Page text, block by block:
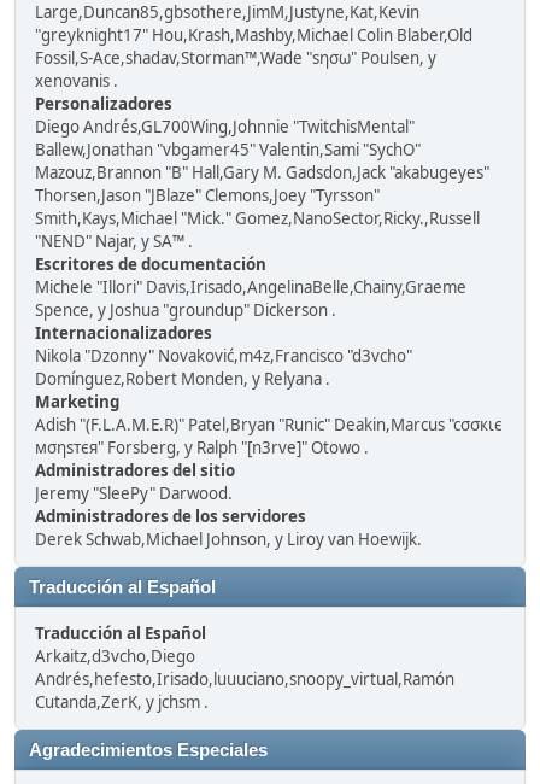
Large,Duncan85,gbsothere,JimM,Justyne,Kat,Kevin
"greyknight17" Hou,Krash,Mashby,Michael Colin Blaber,Old
Fossil,S-Ace,shadav,Storman™,Wade "sησω" Poulsen, y
xenovanis .
Personalizadores
Diego Andrés,GL700Wing,Johnnie "TwitchisMental"
Ballew,Jonathan "vbgamer45" Valentin,Sami "SychO"
Mazouz,Brannon "B" Hall,Gary M. Gadsdon,Jack "akabugeyes"
Thorsen,Jason "JBlaze" Clemons,Joey "Tyrsson"
Smith,Kays,Michael "Mick." Gomez,NanoSector,Ricky.,Russell
"NEND" Najar, y SA™ .
Escritores de documentación
Michele "Illori" Davis,Irisado,AngelinaBelle,Chainy,Graeme
Spence, y Joshua "groundup" Dickerson .
Internacionalizadores
Nikola "Dzonny" Novaković,m4z,Francisco "d3vcho"
Domínguez,Robert Monden, y Relyana .
Marketing
Adish "(F.L.A.M.E.R)" Patel,Bryan "Runic" Deakin,Marcus "cσσкιє
мσηѕтєя" Forsberg, y Ralph "[n3rve]" Otowo .
Administradores del sitio
Jeremy "SleePy" Darwood.
Administradores de los servidores
Derek Schwab,Michael Johnson, y Liroy van Hoewijk.
Traducción al Español
Traducción al Español
Arkaitz,d3vcho,Diego
Andrés,hefesto,Irisado,luuuciano,snoopy_virtual,Ramón
Cutanda,ZerK, y jchsm .
Agradecimientos Especiales